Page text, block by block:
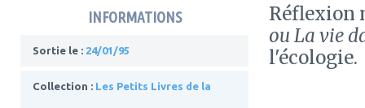
INFORMATIONS
Sortie le : 24/01/95
Collection : Les Petits Livres de la
Réflexion
ou La vie
l'écologie.